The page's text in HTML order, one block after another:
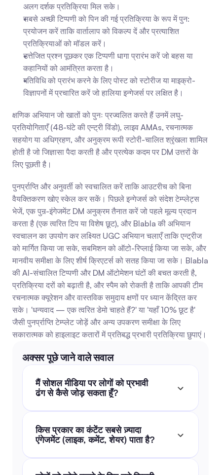
अलग दर्शक प्रतिक्रिया मिल सके।
सबसे अच्छी टिप्पणी को पिन की गई प्रतिक्रिया के रूप में पुन:
प्रयोजन करें ताकि वार्तालाप को विकल्प दें और प्रत्याशित
प्रतिक्रियाओं को मॉडल करें।
उत्तेजित प्रश्न पूछकर एक टिप्पणी धागा प्रारंभ करें जो बहस या
कहानियों को आमंत्रित करता है।
गतिविधि को प्रारंभ करने के लिए पोस्ट को स्टोरीज या माइक्रो-
विज्ञापनों में प्रचारित करें जो हालिया इन्गेजर्स पर लक्षित है।
क्षणिक अभियान जो खातों को पुनः प्रज्वलित करते हैं उनमें लघु-
प्रतियोगिताएँ (48-घंटे की एन्ट्री विंडो), लाइव AMAs, रचनात्मक
सहयोग या अधिग्रहण, और अनुक्रम रूपी स्टोरी-चालित श्रृंखला शामिल
होती है जो जिज्ञासा पैदा करती है और प्रत्येक कदम पर DM उत्तरों के
लिए पूछती है।
पुनर्प्राप्ति और अनुवर्ती को स्वचालित करें ताकि आउटरीच को बिना
वैयक्तिकरण खोए स्केल कर सकें। पिछले इन्गेजर्स को संदेश टेम्प्लेट्स
भेजें, एक पुनर्-इंगेजमेंट DM अनुक्रम तैनात करें जो पहले मूल्य प्रदान
करता है (एक त्वरित टिप या विशेष छूट), और Blabla की अभियान
स्वचालन का उपयोग कर लक्ष्यित UGC अभियान चलाएँ ताकि एन्ट्रीज
को मार्गित किया जा सके, सबमिशन को ऑटो-रिप्लाई किया जा सके, और
मानवीय समीक्षा के लिए शीर्ष क्रिएटर्स को सतह किया जा सके। Blabla
की AI-संचालित टिप्पणी और DM ऑटोमेशन घंटों की बचत करती है,
प्रतिक्रिया दरों को बढ़ाती है, और स्पैम को रोकती है ताकि आपकी टीम
रचनात्मक क्यूरेशन और वास्तविक समुदाय क्षणों पर ध्यान केंद्रित कर
सके। 'धन्यवाद — एक त्वरित डेमो चाहते हैं?' या 'यहाँ 10% छूट है'
जैसी पुनर्प्राप्ति टेम्प्लेट जोड़ें और अन्य उपकरण समीक्षा के लिए
सकारात्मक को हाइलाइट कतारों में प्रतिबद्ध प्रभारी प्रतिक्रिया छुपाएं।
अक्सर पूछे जाने वाले सवाल
मैं सोशल मीडिया पर लोगों को प्रभावी
ढंग से कैसे जोड़ सकता हूँ?
किस प्रकार का कंटेंट सबसे ज़्यादा
एंगेजमेंट (लाइक, कमेंट, शेयर) पाता है?